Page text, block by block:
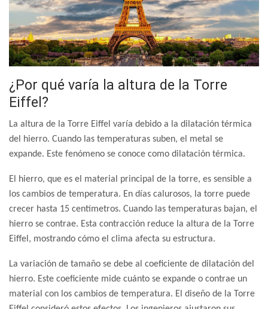
¿Por qué varía la altura de la Torre
Eiffel?
La altura de la Torre Eiffel varía debido a la dilatación térmica
del hierro. Cuando las temperaturas suben, el metal se
expande. Este fenómeno se conoce como dilatación térmica.
El hierro, que es el material principal de la torre, es sensible a
los cambios de temperatura. En días calurosos, la torre puede
crecer hasta 15 centímetros. Cuando las temperaturas bajan, el
hierro se contrae. Esta contracción reduce la altura de la Torre
Eiffel, mostrando cómo el clima afecta su estructura.
La variación de tamaño se debe al coeficiente de dilatación del
hierro. Este coeficiente mide cuánto se expande o contrae un
material con los cambios de temperatura. El diseño de la Torre